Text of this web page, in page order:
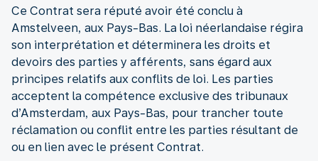
Ce Contrat sera réputé avoir été conclu à
Amstelveen, aux Pays-Bas. La loi néerlandaise régira
son interprétation et déterminera les droits et
devoirs des parties y afférents, sans égard aux
principes relatifs aux conflits de loi. Les parties
acceptent la compétence exclusive des tribunaux
d’Amsterdam, aux Pays-Bas, pour trancher toute
réclamation ou conflit entre les parties résultant de
ou en lien avec le présent Contrat.